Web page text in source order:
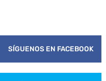
SÍGUENOS EN FACEBOOK